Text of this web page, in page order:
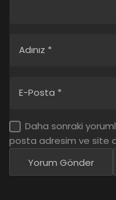
Adınız *
E-Posta *
Daha sonraki
posta adresim ve site
Yorum Gönder